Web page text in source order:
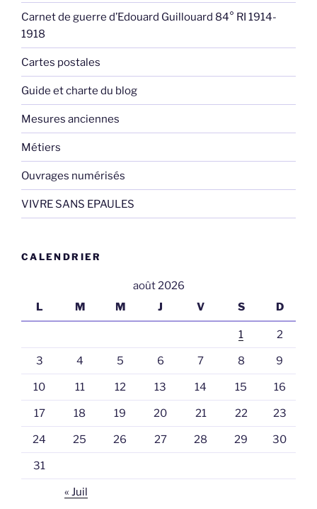
Carnet de guerre d’Edouard Guillouard 84° RI 1914-
1918
Cartes postales
Guide et charte du blog
Mesures anciennes
Métiers
Ouvrages numérisés
VIVRE SANS EPAULES
CALENDRIER
août 2026
L
M M J V S D
1 2
3 4 5 6 7 8 9
10 11 12 13 14 15 16
17 18 19 20 21 22 23
24 25 26 27 28 29 30
31
« Juil